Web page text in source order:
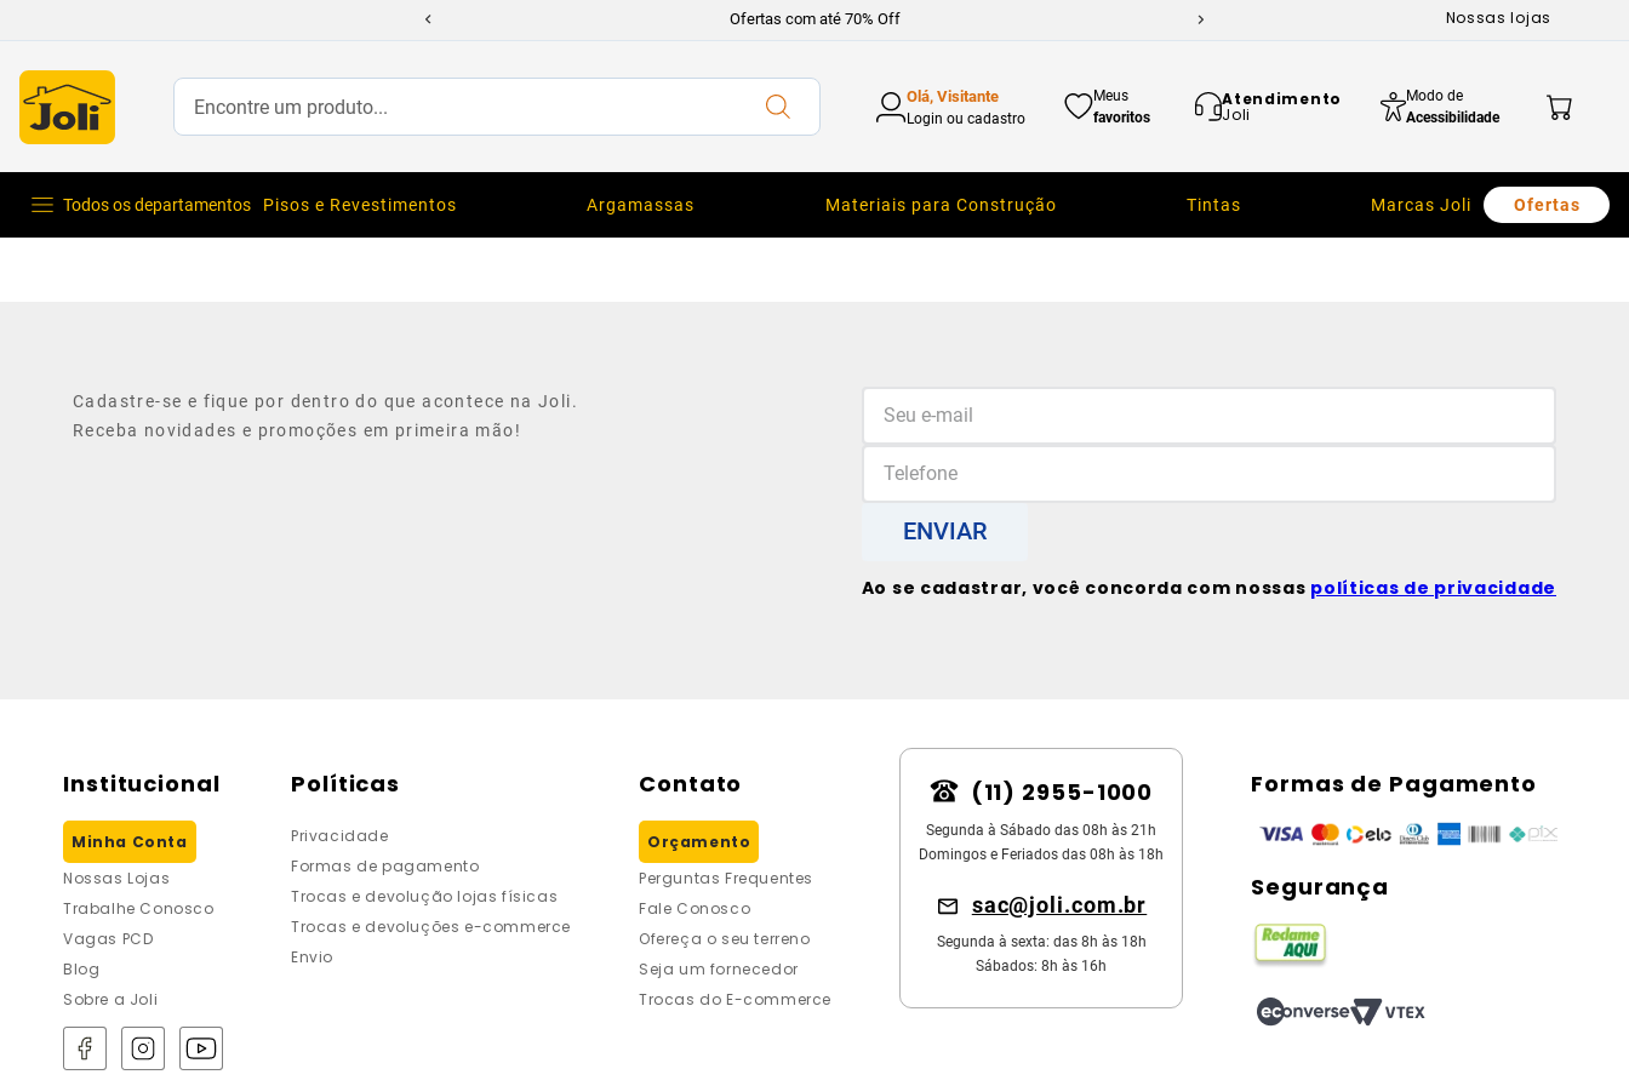
Ofertas com até 70% Off Nossas lojas
Encontre um produto... Olá, Visitante
Login ou cadastro
Meus
favoritos
Atendimento
Joli
Modo de
Acessibilidade
Todos os departamentos Pisos e Revestimentos Argamassas Materiais para Construção Tintas Marcas Joli Ofertas
Cadastre-se e fique por dentro do que acontece na Joli.
Receba novidades e promoções em primeira mão!
ENVIAR
Ao se cadastrar, você concorda com nossas políticas de privacidade
Institucional
Minha Conta
Nossas Lojas
Trabalhe Conosco
Vagas PCD
Blog
Sobre a Joli
Políticas
Privacidade
Formas de pagamento
Trocas e devolução lojas físicas
Trocas e devoluções e-commerce
Envio
Contato
Orçamento
Perguntas Frequentes
Fale Conosco
Ofereça o seu terreno
Seja um fornecedor
Trocas do E-commerce
(11) 2955-1000
Segunda à Sábado das 08h às 21h
Domingos e Feriados das 08h às 18h
sac@joli.com.br
Segunda à sexta: das 8h às 18h
Sábados: 8h às 16h
Formas de Pagamento
Segurança